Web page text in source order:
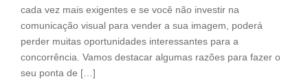
cada vez mais exigentes e se você não investir na
comunicação visual para vender a sua imagem, poderá
perder muitas oportunidades interessantes para a
concorrência. Vamos destacar algumas razões para fazer o
seu ponta de […]